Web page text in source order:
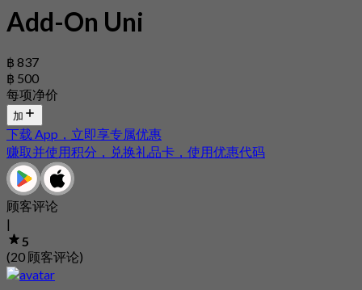
Add-On Uni
฿ 837
฿ 500
每项净价
加
下载 App，立即享专属优惠
赚取并使用积分，兑换礼品卡，使用优惠代码
顾客评论
|
5
(20 顾客评论)